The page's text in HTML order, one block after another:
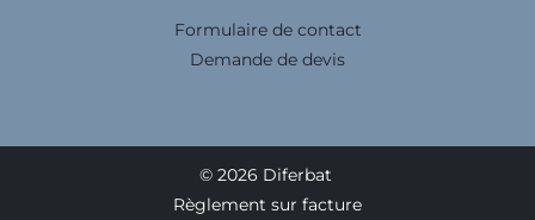
Formulaire de contact
Demande de devis
© 2026 Diferbat
Règlement sur facture